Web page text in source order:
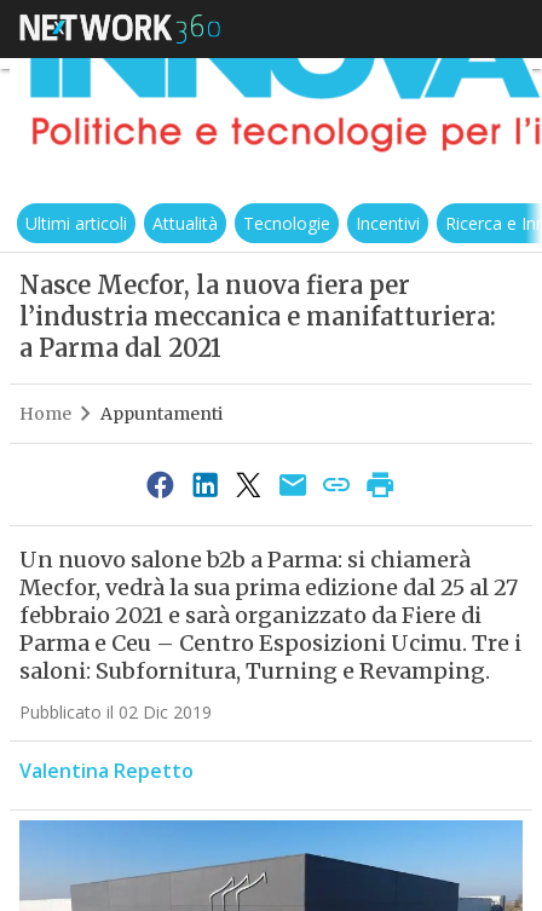
Ultimi articoli Attualità Tecnologie Incentivi Ricerca e
Nasce Mecfor, la nuova fiera per
l’industria meccanica e manifatturiera:
a Parma dal 2021
Home Appuntamenti
Un nuovo salone b2b a Parma: si chiamerà
Mecfor, vedrà la sua prima edizione dal 25 al 27
febbraio 2021 e sarà organizzato da Fiere di
Parma e Ceu – Centro Esposizioni Ucimu. Tre i
saloni: Subfornitura, Turning e Revamping.
Pubblicato il 02 Dic 2019
Valentina Repetto